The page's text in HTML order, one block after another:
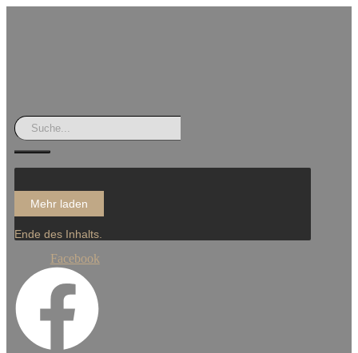
Mehr laden
Ende des Inhalts.
Facebook